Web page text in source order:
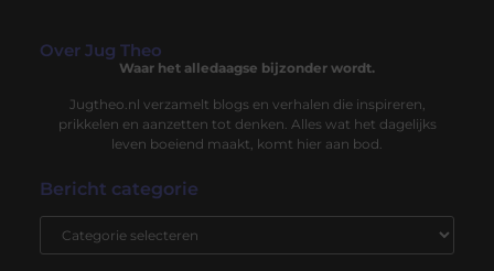
Over Jug Theo
Waar het alledaagse bijzonder wordt.
Jugtheo.nl verzamelt blogs en verhalen die inspireren,
prikkelen en aanzetten tot denken. Alles wat het dagelijks
leven boeiend maakt, komt hier aan bod.
Bericht categorie